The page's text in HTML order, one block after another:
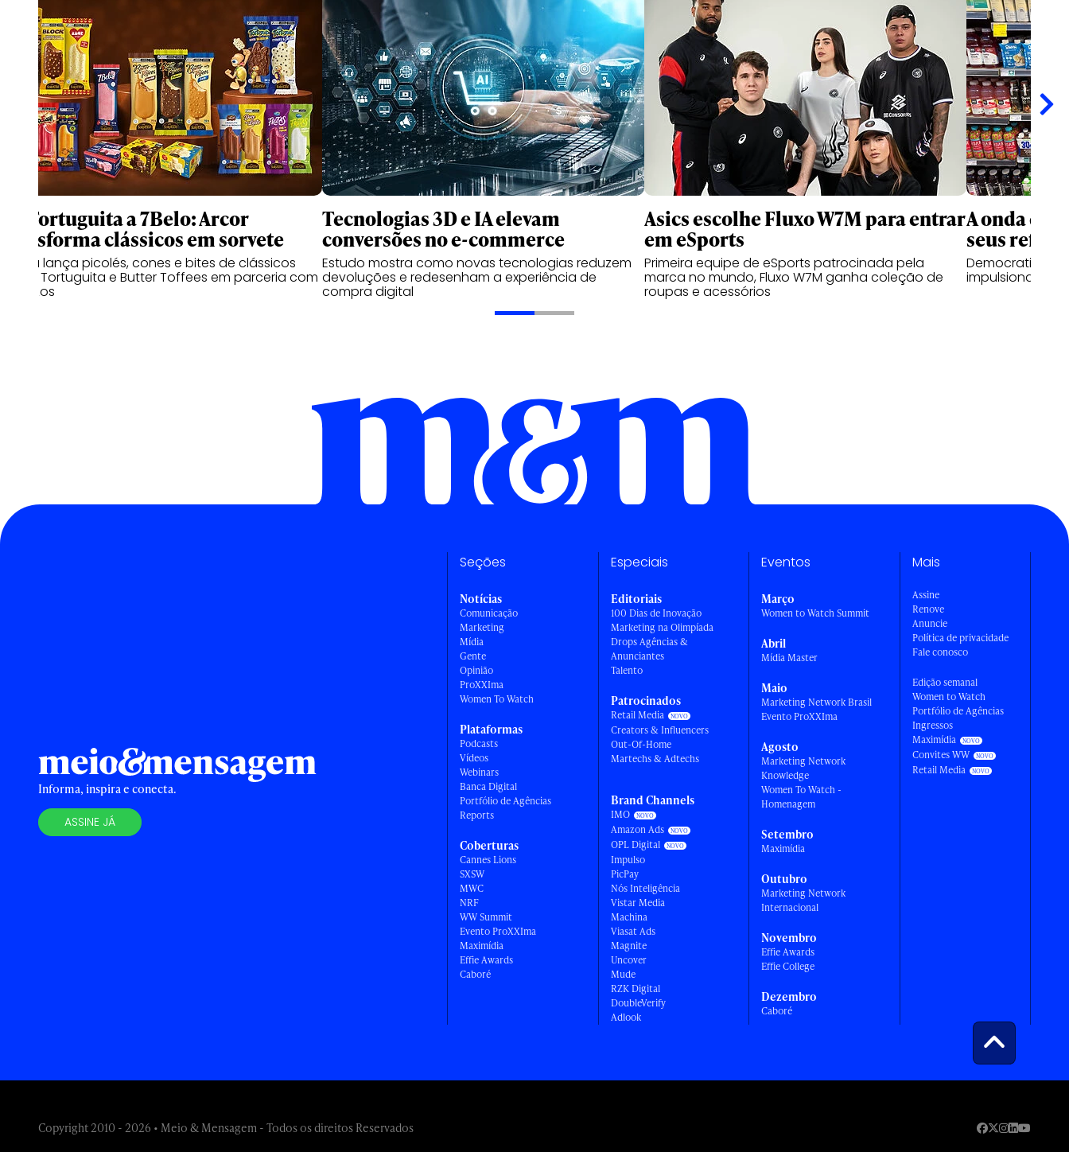
De Tortuguita a 7Belo: Arcor
transforma clássicos em sorvete
Marca lança picolés, cones e bites de clássicos
como Tortuguita e Butter Toffees em parceria com
a Los Los
Tecnologias 3D e IA elevam
conversões no e-commerce
Estudo mostra como novas tecnologias reduzem
devoluções e redesenham a experiência de
compra digital
Asics escolhe Fluxo W7M para entrar
em eSports
Primeira equipe de eSports patrocinada pela
marca no mundo, Fluxo W7M ganha coleção de
roupas e acessórios
A onda
seus
impulsionam
Informa, inspira e conecta.
ASSINE JÁ
Seções
Notícias
Comunicação
Marketing
Mídia
Gente
Opinião
ProXXIma
Women To Watch
Plataformas
Podcasts
Vídeos
Webinars
Banca Digital
Portfólio de Agências
Reports
Coberturas
Cannes Lions
SXSW
MWC
NRF
WW Summit
Evento ProXXIma
Maximídia
Effie Awards
Caboré
Especiais
Editoriais
100 Dias de Inovação
Marketing na Olimpíada
Drops Agências &
Anunciantes
Talento
Patrocinados
Retail Media
Creators & Influencers
Out-Of-Home
Martechs & Adtechs
Brand Channels
IMO
Amazon Ads
OPL Digital
Impulso
PicPay
Nós Inteligência
Vistar Media
Machina
Viasat Ads
Magnite
Uncover
Mude
RZK Digital
DoubleVerify
Adlook
Eventos
Março
Women to Watch Summit
Abril
Mídia Master
Maio
Marketing Network Brasil
Evento ProXXIma
Agosto
Marketing Network
Knowledge
Women To Watch -
Homenagem
Setembro
Maximídia
Outubro
Marketing Network
Internacional
Novembro
Effie Awards
Effie College
Dezembro
Caboré
Mais
Assine
Renove
Anuncie
Política de privacidade
Fale conosco
Edição semanal
Women to Watch
Portfólio de Agências
Ingressos
Maximídia
Convites WW
Retail Media
Copyright 2010 - 2026 • Meio & Mensagem - Todos os direitos Reservados